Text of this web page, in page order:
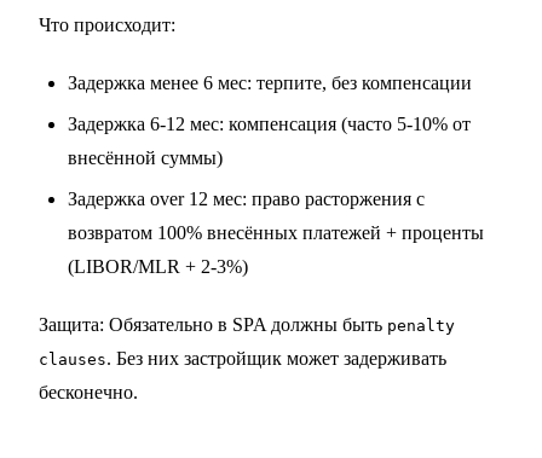
Что происходит:
Задержка менее 6 мес: терпите, без компенсации
Задержка 6-12 мес: компенсация (часто 5-10% от
внесённой суммы)
Задержка over 12 мес: право расторжения с
возвратом 100% внесённых платежей + проценты
(LIBOR/MLR + 2-3%)
Защита: Обязательно в SPA должны быть penalty
clauses. Без них застройщик может задерживать
бесконечно.